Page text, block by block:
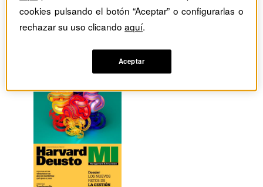
Revistas del mes
cookies pulsando el botón “Aceptar” o configurarlas o
rechazar su uso clicandoaquí.
Aceptar